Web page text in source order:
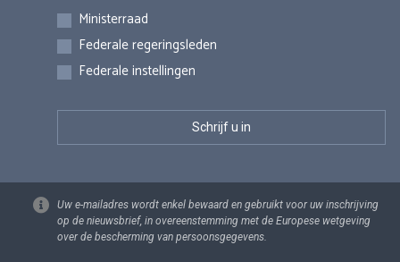
Inschrijvingen
Ministerraad
Federale regeringsleden
Federale instellingen
Uw e-mailadres wordt enkel bewaard en gebruikt voor uw inschrijving
op de nieuwsbrief, in overeenstemming met de Europese wetgeving
over de bescherming van persoonsgegevens.